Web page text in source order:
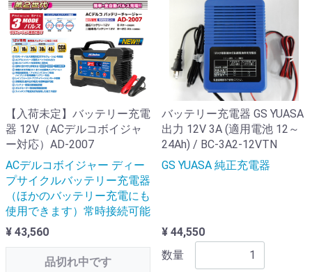
【入荷未定】バッテリー充電
器 12V（ACデルコボイジャ
ー対応）AD-2007
ACデルコボイジャー ディー
プサイクルバッテリー充電器
（ほかのバッテリー充電にも
使用できます）常時接続可能
¥ 43,560
品切れ中です
バッテリー充電器 GS YUASA
出力 12V 3A (適用電池 12～
24Ah) / BC-3A2-12VTN
GS YUASA 純正充電器
¥ 44,550
数量